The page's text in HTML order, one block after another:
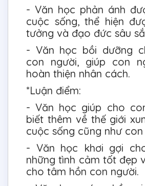
- Văn học phản ánh
cuộc sống, thể hiện
tưởng và đạo đức sâu
- Văn học bồi dưỡng
con người, giúp con
hoàn thiện nhân cách.
*Luận điểm:
- Văn học giúp cho
biết thêm về thế giới
cuộc sống cũng như con
- Văn học khơi gợi
những tình cảm tốt đẹp
cho tâm hồn con người.